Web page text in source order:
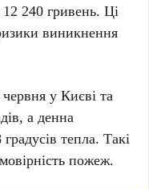
12 240 гривень. Ці
виникнення
уКиєві та
а денна
градусів тепла. Такі
пожеж.